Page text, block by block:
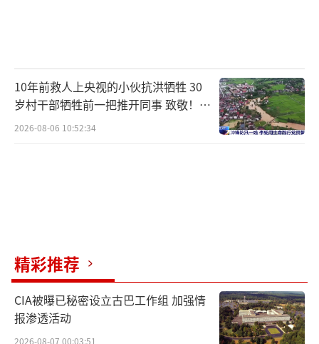
10年前救人上央视的小伙抗洪牺牲 30
岁村干部牺牲前一把推开同事 致敬！送
别！
2026-08-06 10:52:34
精彩推荐
CIA被曝已秘密设立古巴工作组 加强情
报渗透活动
2026-08-07 00:03:51